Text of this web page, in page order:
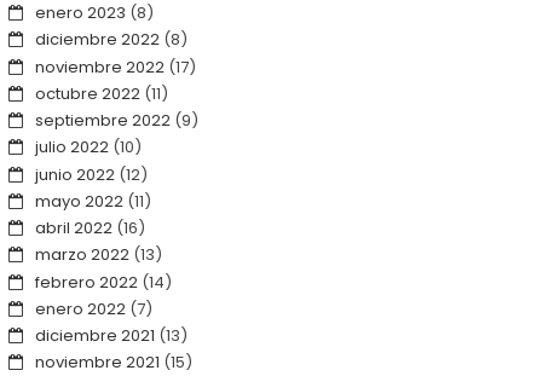
enero 2023 (8)
diciembre 2022(8)
noviembre 2022(17)
octubre 2022(11)
septiembre 2022(9)
julio 2022(10)
junio 2022(12)
mayo 2022(11)
abril 2022(16)
marzo 2022(13)
febrero 2022(14)
enero 2022(7)
diciembre 2021 (13)
noviembre 2021 (15)